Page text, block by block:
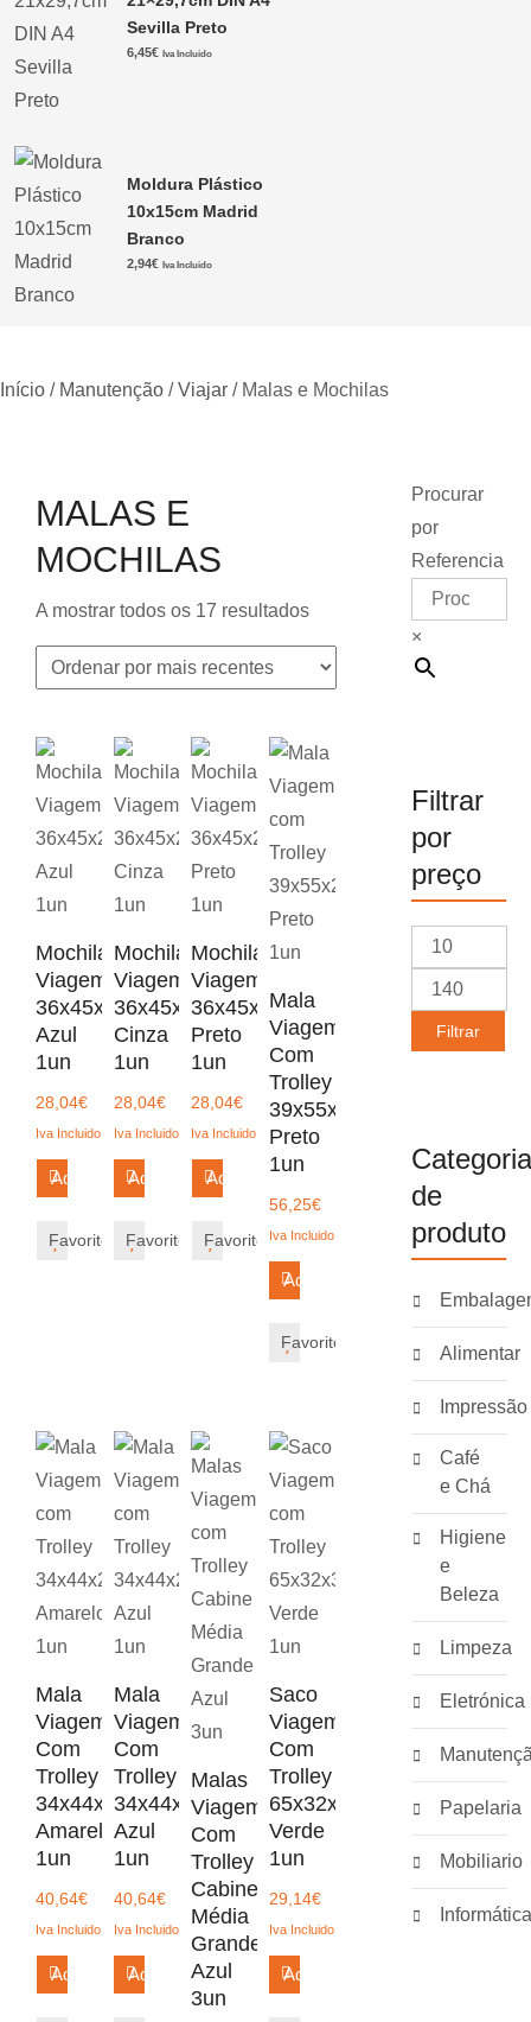
Sevilla Preto
6,45€ Iva Incluido
Moldura Plástico
10x15cm Madrid
Branco
2,94€ Iva Incluido
Início / Manutenção /Viajar / Malas e Mochilas
MALAS E
MOCHILAS
A mostrar todos os 17 resultadosOrdenado
por
mais
Mochila
Viagem
36x45x20cm
Azul
1un
28,04€
Iva Incluido
Adicionar
Favorito
Mochila
Viagem
36x45x20cm
Cinza
1un
28,04€
Iva Incluido
Adicionar
Favorito
Mochila
Viagem
36x45x20cm
Preto
1un
28,04€
Iva Incluido
Adicionar
Favorito
Mala
Viagem
Com
Trolley
39x55x23cm
Preto
1un
56,25€
Iva Incluido
Adicionar
Favorito
Mala
Viagem
Com
Trolley
34x44x20cm
Amarelo
1un
40,64€
Iva Incluido
Adicionar
Mala
Viagem
Com
Trolley
34x44x20cm
Azul
1un
40,64€
Iva Incluido
Adicionar
Malas
Viagem
Com
Trolley
Cabine
Média
Grande
Azul
3un
Saco
Viagem
Com
Trolley
65x32x30cm
Verde
1un
29,14€
Iva Incluido
Adicionar
Procurar
por
Referencia
×
Filtrar
por
preço
Preço
mínimo
Preço
máximo
Filtrar
de
produto
Alimentar
Impressão
Café
e Chá
Higiene
e
Beleza
Limpeza
Eletrónica
Papelaria
Mobiliario